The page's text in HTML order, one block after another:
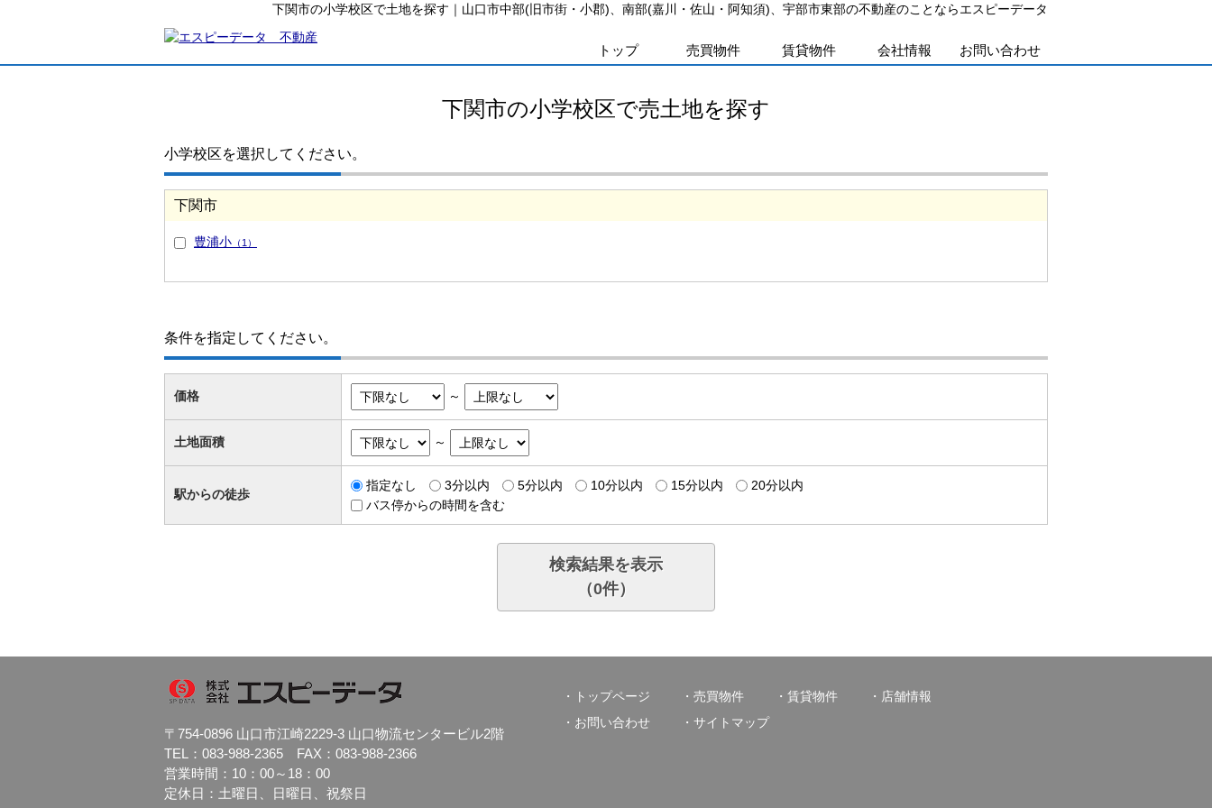
下関市の小学校区で土地を探す｜山口市中部(旧市街・小郡)、南部(嘉川・佐山・阿知須)、宇部市東部の不動産のことならエスピーデータ
トップ 売買物件 賃貸物件 会社情報 お問い合わせ
下関市の小学校区で売土地を探す
小学校区を選択してください。
下関市
豊浦小 （1）
条件を指定してください。
価格 ～
土地面積 ～
駅からの徒歩
指定なし 3分以内 5分以内 10分以内 15分以内
20分以内
バス停からの時間を含む
検索結果を表示
（0件）
〒754-0896 山口市江崎2229-3 山口物流センタービル2階
TEL：083-988-2365 FAX：083-988-2366
営業時間：10：00～18：00
定休日：土曜日、日曜日、祝祭日
トップページ 売買物件 賃貸物件
店舗情報
お問い合わせ
サイトマップ